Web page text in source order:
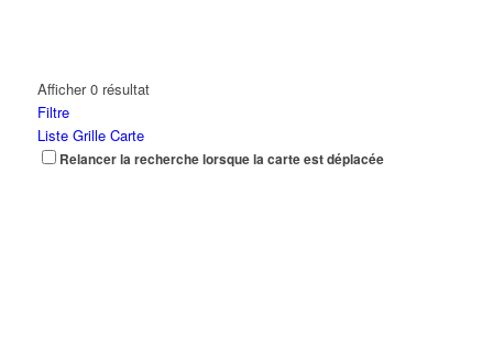
Afficher 0 résultat
Filtre
Liste Grille Carte
Relancer la recherche lorsque la carte est déplacée